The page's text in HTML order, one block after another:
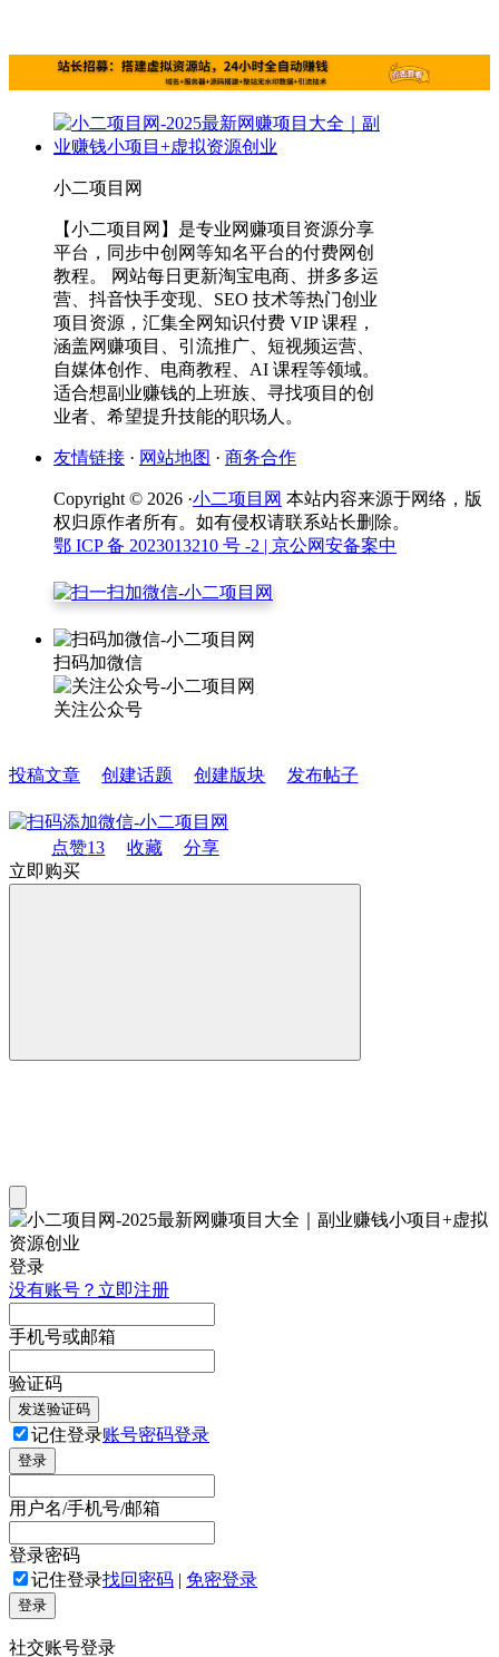
小二项目网
【小二项目网】是专业网赚项目资源分享
平台，同步中创网等知名平台的付费网创
教程。 网站每日更新淘宝电商、拼多多运
营、抖音快手变现、SEO 技术等热门创业
项目资源，汇集全网知识付费 VIP 课程，
涵盖网赚项目、引流推广、短视频运营、
自媒体创作、电商教程、AI 课程等领域。
适合想副业赚钱的上班族、寻找项目的创
业者、希望提升技能的职场人。
友情链接 · 网站地图 · 商务合作
Copyright © 2026 ·小二项目网 本站内容来源于网络，版
权归原作者所有。如有侵权请联系站长删除。
鄂 ICP 备 2023013210 号 -2 | 京公网安备案中
扫码加微信
关注公众号
投稿文章 创建话题 创建版块 发布帖子
点赞13 收藏
分享
立即购买
登录
没有账号？立即注册
手机号或邮箱
验证码
发送验证码
记住登录账号密码登录
登录
用户名/手机号/邮箱
登录密码
记住登录找回密码 | 免密登录
登录
社交账号登录